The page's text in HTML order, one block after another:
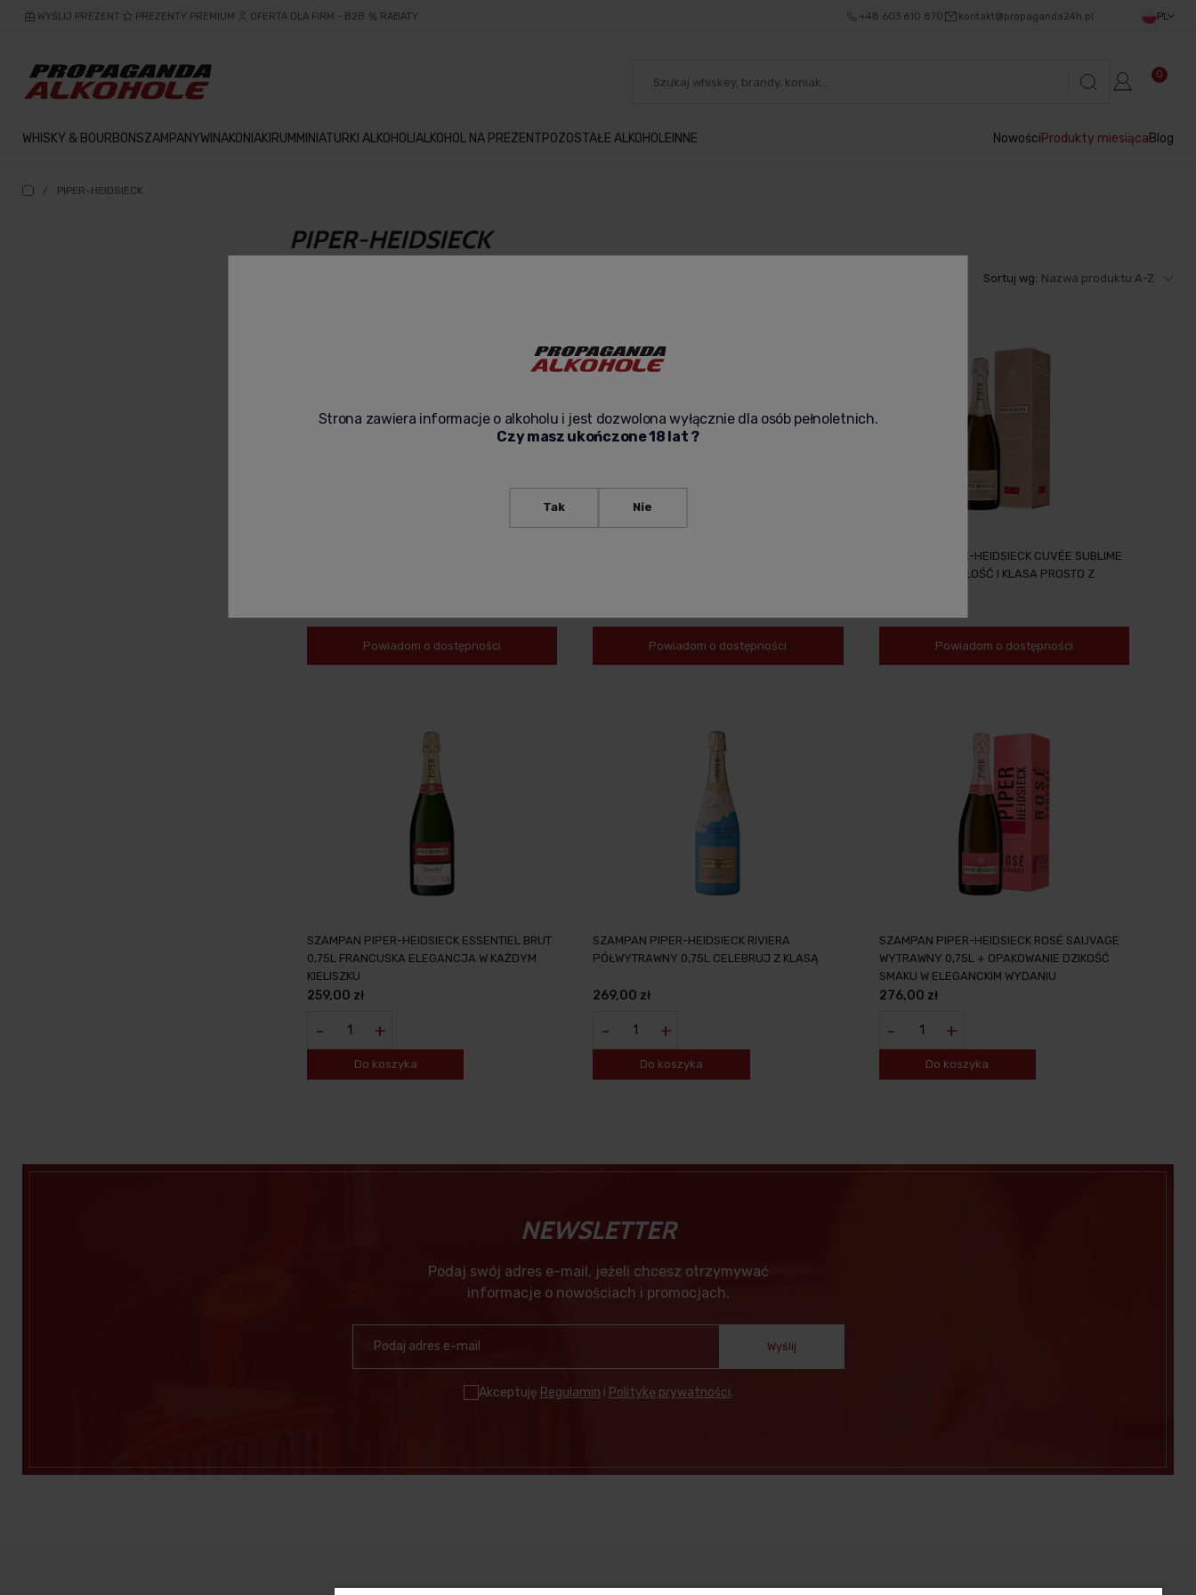
WYŚLIJ PREZENT PREZENTY PREMIUM OFERTA DLA FIRM - B2B RABATY +48 603 610 870 kontakt@propaganda24h.pl PL
0
WHISKY & BOURBONSZAMPANYWINAKONIAKI RUM MINIATURKI ALKOHOLIALKOHOL NA PREZENTPOZOSTAŁE ALKOHOLE INNE NowościProdukty miesiącaBlog
/ PIPER-HEIDSIECK
PIPER-HEIDSIECK
Sortuj wg: Nazwa produktu A-Z
Powiadom o dostępności Powiadom o dostępności
SZAMPAN PIPER-HEIDSIECK CUVÉE SUBLIME
0,75L DOSKONAŁOŚĆ I KLASA PROSTO Z
Powiadom o dostępności
SZAMPAN PIPER-HEIDSIECK ESSENTIEL BRUT
0,75L FRANCUSKA ELEGANCJA W KAŻDYM
KIELISZKU
259,00 zł
- +
Do koszyka
SZAMPAN PIPER-HEIDSIECK RIVIERA
PÓŁWYTRAWNY 0,75L CELEBRUJ Z KLASĄ
269,00 zł
- +
Do koszyka
SZAMPAN PIPER-HEIDSIECK ROSÉ SAUVAGE
WYTRAWNY 0,75L + OPAKOWANIE DZIKOŚĆ
SMAKU W ELEGANCKIM WYDANIU
276,00 zł
- +
Do koszyka
NEWSLETTER
Podaj swój adres e-mail, jeżeli chcesz otrzymywać
informacje o nowościach i promocjach.
Wyślij
Akceptuję Regulamin i Politykę prywatności.
Strona zawiera informacje o alkoholu i jest dozwolona wyłącznie dla osób pełnoletnich.
Czy masz ukończone 18 lat ?
Tak Nie